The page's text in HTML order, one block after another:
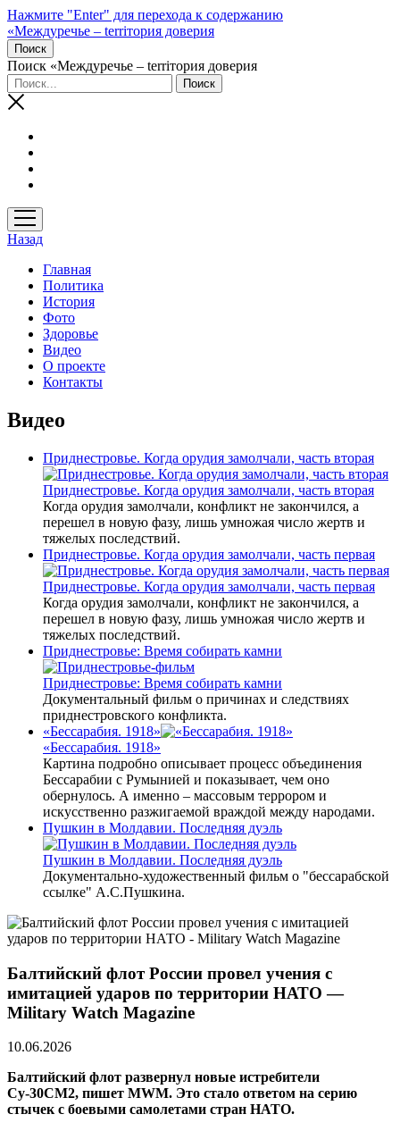
Нажмите "Enter" для перехода к содержанию
«Междуречье – terriтория доверия
Поиск
Поиск «Междуречье – terriтория доверия
открыть
меню
Назад
Главная
Политика
История
Фото
Здоровье
Видео
О проекте
Контакты
Видео
Приднестровье. Когда орудия замолчали, часть вторая
Приднестровье. Когда орудия замолчали, часть вторая
Когда орудия замолчали, конфликт не закончился, а
перешел в новую фазу, лишь умножая число жертв и
тяжелых последствий.
Приднестровье. Когда орудия замолчали, часть первая
Приднестровье. Когда орудия замолчали, часть первая
Когда орудия замолчали, конфликт не закончился, а
перешел в новую фазу, лишь умножая число жертв и
тяжелых последствий.
Приднестровье: Время собирать камни
Приднестровье: Время собирать камни
Документальный фильм о причинах и следствиях
приднестровского конфликта.
«Бессарабия. 1918»
«Бессарабия. 1918»
Картина подробно описывает процесс объединения
Бессарабии с Румынией и показывает, чем оно
обернулось. А именно – массовым террором и
искусственно разжигаемой враждой между народами.
Пушкин в Молдавии. Последняя дуэль
Пушкин в Молдавии. Последняя дуэль
Документально-художественный фильм о "бессарабской
ссылке" А.С.Пушкина.
Балтийский флот России провел учения с
имитацией ударов по территории НАТО —
Military Watch Magazine
10.06.2026
Балтийский флот развернул новые истребители
Су-30СМ2, пишет MWM. Это стало ответом на серию
стычек с боевыми самолетами стран НАТО.